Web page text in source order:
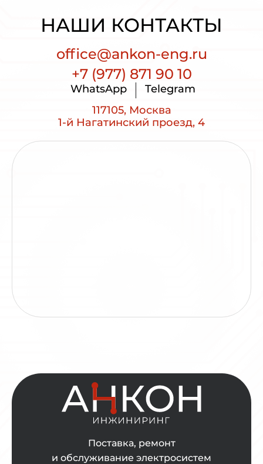
НАШИ КОНТАКТЫ
office@ankon-eng.ru
+7 (977) 871 90 10
WhatsApp
Telegram
117105, Москва
1-й Нагатинский проезд, 4
Поставка, ремонт
и обслуживание электросистем